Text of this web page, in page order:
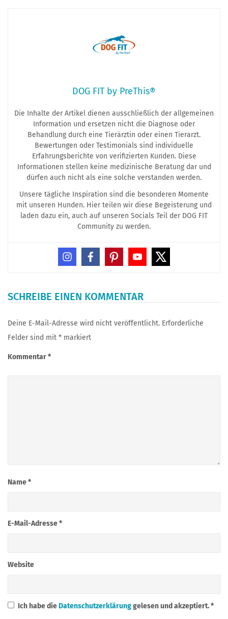
DOG FIT by PreThis®
Die Inhalte der Artikel dienen ausschließlich der allgemeinen
Information und ersetzen nicht die Diagnose oder
Behandlung durch eine Tierärztin oder einen Tierarzt.
Bewertungen oder Testimonials sind individuelle
Erfahrungsberichte von verifizierten Kunden. Diese
Informationen stellen keine medizinische Beratung dar und
dürfen auch nicht als eine solche verstanden werden.
Unsere tägliche Inspiration sind die besonderen Momente
mit unseren Hunden. Hier teilen wir diese Begeisterung und
laden dazu ein, auch auf unseren Socials Teil der DOG FIT
Community zu werden.
SCHREIBE EINEN KOMMENTAR
Deine E-Mail-Adresse wird nicht veröffentlicht. Erforderliche
Felder sind mit * markiert
Kommentar*
Name*
E-Mail-Adresse*
Website
Ich habe dieDatenschutzerklärunggelesen und akzeptiert.*